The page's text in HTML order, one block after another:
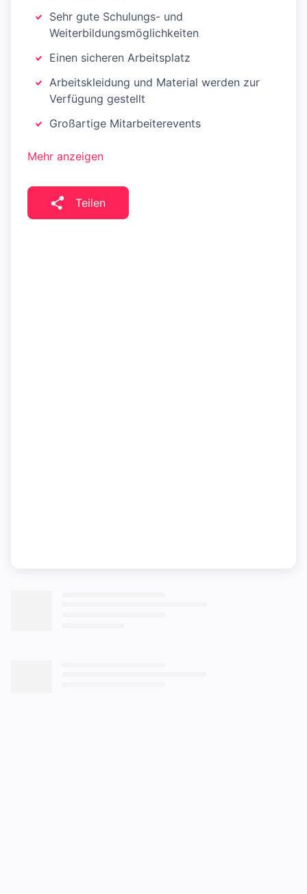
Sehr gute Schulungs- und
Weiterbildungsmöglichkeiten
Einen sicheren Arbeitsplatz
Arbeitskleidung und Material werden zur
Verfügung gestellt
Großartige Mitarbeiterevents
Mehr anzeigen
Teilen